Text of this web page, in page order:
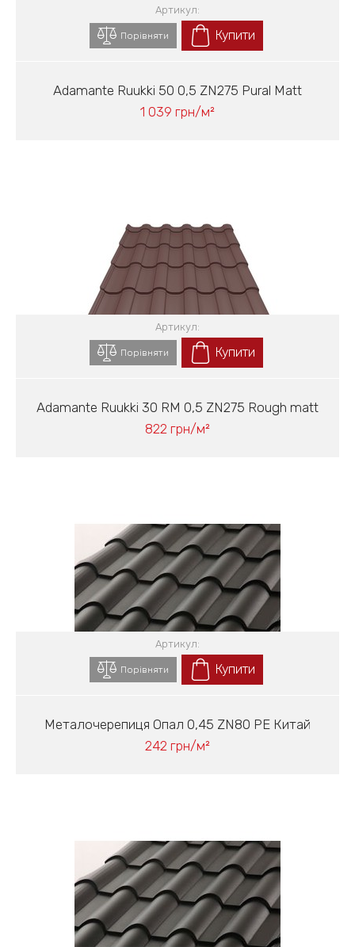
Adamante Ruukki 50 0,5 ZN275 Pural Matt
1 039 грн/м²
Артикул:
Порівняти Купити
Adamante Ruukki 30 RM 0,5 ZN275 Rough matt
822 грн/м²
Артикул:
Порівняти Купити
Металочерепиця Опал 0,45 ZN80 PE Китай
242 грн/м²
Артикул:
Порівняти Купити